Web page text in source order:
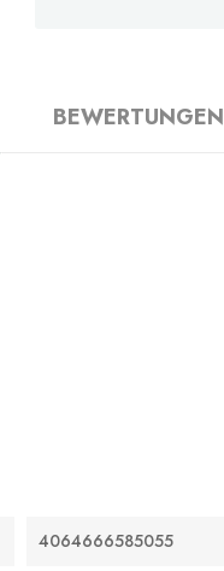
BEWERTUNGEN
4064666585055